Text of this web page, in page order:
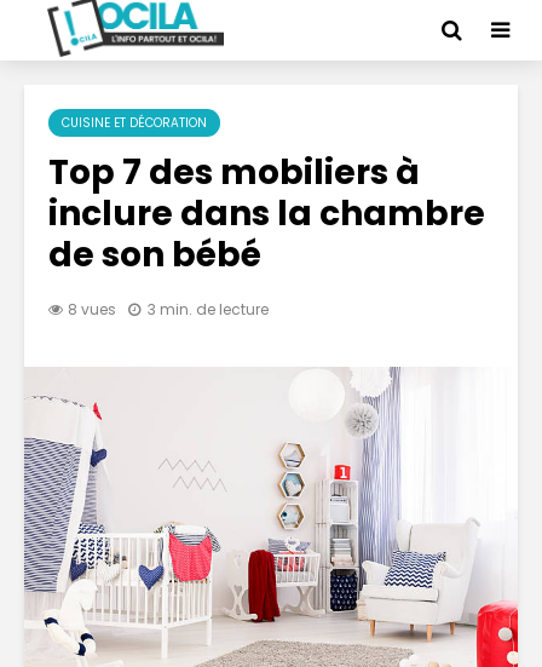
CUISINE ET DÉCORATION
Top 7 des mobiliers à
inclure dans la chambre
de son bébé
8 vues 3 min. de lecture